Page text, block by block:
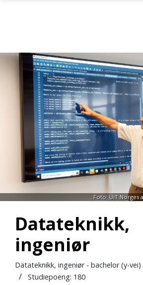
Gå til hovedinnhold
Foto: UiT Norges
Datateknikk,
ingeniør
Datateknikk, ingeniør - bachelor (y-vei)
/ Studiepoeng: 180